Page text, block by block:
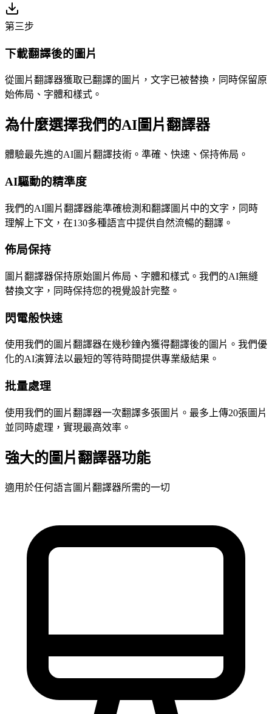
第三步
下載翻譯後的圖片
從圖片翻譯器獲取已翻譯的圖片，文字已被替換，同時保留原
始佈局、字體和樣式。
為什麼選擇我們的AI圖片翻譯器
體驗最先進的AI圖片翻譯技術。準確、快速、保持佈局。
AI驅動的精準度
我們的AI圖片翻譯器能準確檢測和翻譯圖片中的文字，同時
理解上下文，在130多種語言中提供自然流暢的翻譯。
佈局保持
圖片翻譯器保持原始圖片佈局、字體和樣式。我們的AI無縫
替換文字，同時保持您的視覺設計完整。
閃電般快速
使用我們的圖片翻譯器在幾秒鐘內獲得翻譯後的圖片。我們優
化的AI演算法以最短的等待時間提供專業級結果。
批量處理
使用我們的圖片翻譯器一次翻譯多張圖片。最多上傳20張圖片
並同時處理，實現最高效率。
強大的圖片翻譯器功能
適用於任何語言圖片翻譯器所需的一切